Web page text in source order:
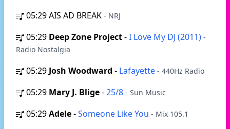
05:29AIS AD BREAK - NRJ
05:29 Deep Zone Project-I Love My DJ (2011) -
Radio Nostalgia
05:29 Josh Woodward - Lafayette - 440Hz Radio
05:29 Mary J. Blige-25/8 - Sun Music
05:29Adele-Someone Like You - Mix 105.1